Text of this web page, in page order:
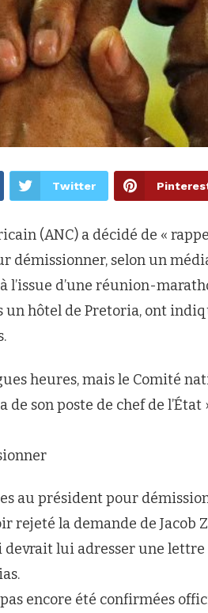
Twitter
(ANC) a décidé de «
démissionner, selon un
l’issue d’une réunion-
hôtel de Pretoria, ont
heures, mais le Comité
de son poste de chef de
au président pour
rejeté la demande de Jacob
lui adresser une
pas encore été confirmées